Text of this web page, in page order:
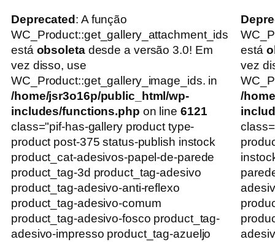
Deprecated : A função
WC_Product::get_gallery_attachment_ids
está obsoletadesde a versão 3.0! Em
vez disso, use
WC_Product::get_gallery_image_ids. in
/home/jsr3o16p/public_html/wp-
includes/functions.php on line 6121
class="pif-has-gallery product type-
product post-375 status-publish instock
product_cat-adesivos-papel-de-parede
product_tag-3d product_tag-adesivo
product_tag-adesivo-anti-reflexo
product_tag-adesivo-comum
product_tag-adesivo-fosco product_tag-
adesivo-impresso product_tag-azueljo
está
vez
/